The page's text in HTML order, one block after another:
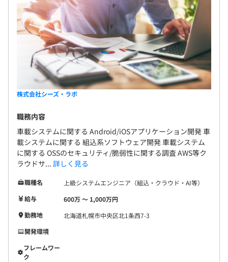
株式会社シーズ・ラボ
職務内容
車載システムに関する Android/iOSアプリケーション開発 車
載システムに関する 組込系ソフトウェア開発 車載システム
に関する OSSのセキュリティ/脆弱性に関する調査 AWS等ク
ラウドサ... 詳しく見る
職種名
上級システムエンジニア（組込・クラウド・AI等）
給与
600万 〜 1,000万円
勤務地
北海道札幌市中央区北1条西7-3
開発環境
フレームワー
ク